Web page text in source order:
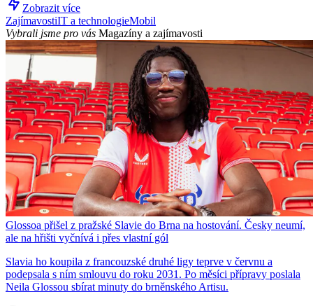
Zobrazit více
ZajímavostiIT a technologieMobil
Vybrali jsme pro vás Magazíny a zajímavosti
Glossoa přišel z pražské Slavie do Brna na hostování. Česky neumí,
ale na hřišti vyčnívá i přes vlastní gól
Slavia ho koupila z francouzské druhé ligy teprve v červnu a
podepsala s ním smlouvu do roku 2031. Po měsíci přípravy poslala
Neila Glossou sbírat minuty do brněnského Artisu.